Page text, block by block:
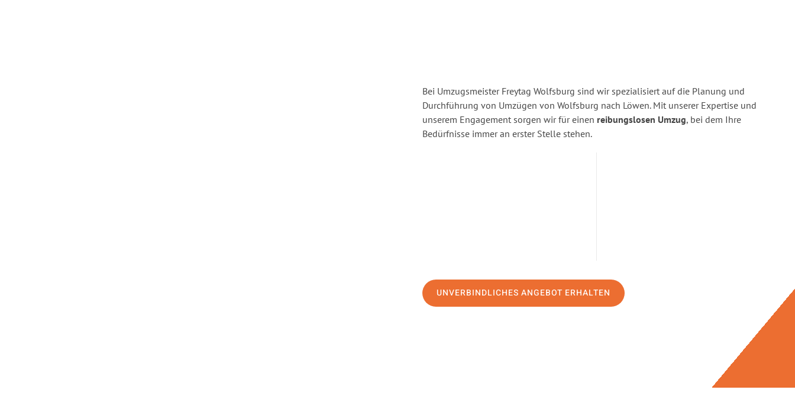
Bei Umzugsmeister Freytag Wolfsburg sind wir spezialisiert auf die Planung und
Durchführung von Umzügen von Wolfsburg nach Löwen. Mit unserer Expertise und
unserem Engagement sorgen wir für einen reibungslosen Umzug, bei dem Ihre
Bedürfnisse immer an erster Stelle stehen.
UNVERBINDLICHES ANGEBOT ERHALTEN